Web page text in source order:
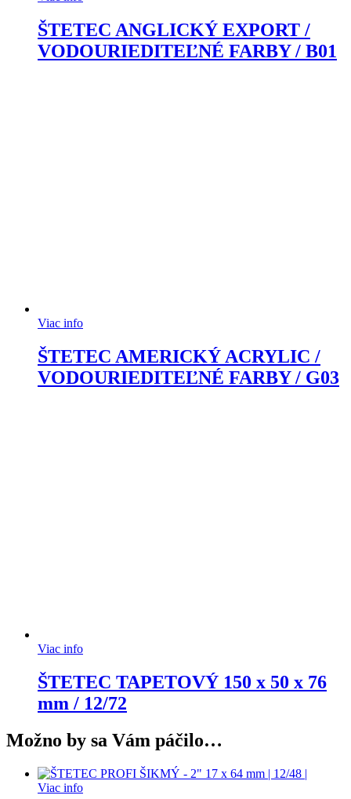
ŠTETEC ANGLICKÝ EXPORT /
VODOURIEDITEĽNÉ FARBY / B01
Viac info
ŠTETEC AMERICKÝ ACRYLIC /
VODOURIEDITEĽNÉ FARBY / G03
Viac info
ŠTETEC TAPETOVÝ 150 x 50 x 76
mm / 12/72
Možno by sa Vám páčilo…
Viac info